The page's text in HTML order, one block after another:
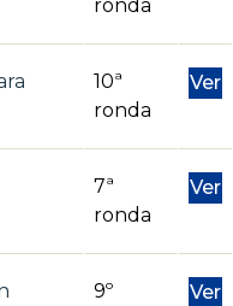
ronda
10ª
ronda
Ver
7ª
ronda
Ver
9º
Ver